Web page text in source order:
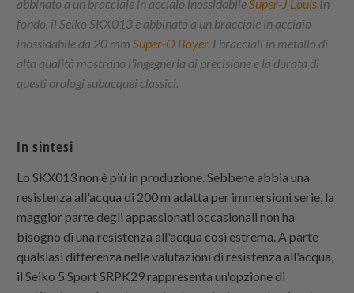
abbinato a un bracciale in acciaio inossidabileSuper-J Louis.In
fondo, il Seiko SKX013 è abbinato a un bracciale in acciaio
inossidabile da 20 mmSuper-O Boyer. I bracciali in metallo di
alta qualità mostrano l'ingegneria di precisione e la durata di
questi orologi subacquei classici.
In sintesi
Lo SKX013 non è più in produzione. Sebbene abbia una
resistenza all'acqua di 200 m adatta per immersioni serie, la
maggior parte degli appassionati occasionali non ha
bisogno di una resistenza all'acqua così estrema. A parte
qualsiasi differenza nelle valutazioni di resistenza all'acqua,
il Seiko 5 Sport SRPK29 rappresenta un'opzione di